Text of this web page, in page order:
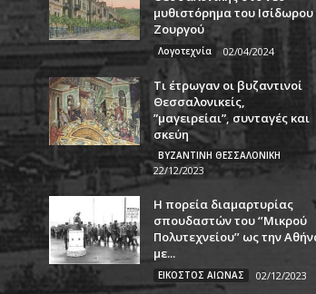
μυθιστόρημα του Ισίδωρου
Ζουργού
Λογοτεχνία 02/04/2024
Τι έτρωγαν οι βυζαντινοί
Θεσσαλονικείς,
”μαγειρείαι”, συνταγές και
σκεύη
ΒΥΖΑΝΤΙΝΗ ΘΕΣΣΑΛΟΝΙΚΗ
22/12/2023
Η πορεία διαμαρτυρίας
σπουδαστών του ‘’Μικρού
Πολυτεχνείου’’ ως την
με...
ΕΙΚΟΣΤΟΣ ΑΙΩΝΑΣ 02/12/2023